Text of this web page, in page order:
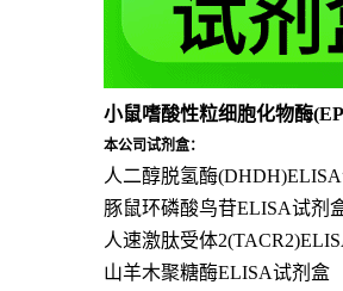
小鼠嗜酸性粒细胞化物酶
本公司试剂盒：
人二醇脱氢酶
豚鼠环磷酸鸟苷ELISA试剂
人速激肽受体
山羊木聚糖酶ELISA试剂盒